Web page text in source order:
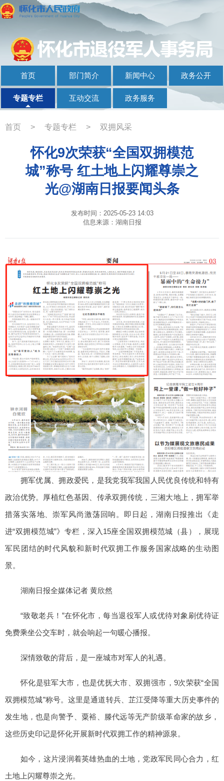
首页 部门简介 新闻中心 政务公开
专题专栏 互动交流 政务服务
首页 > 专题专栏 > 双拥风采
怀化9次荣获“全国双拥模范
城”称号 红土地上闪耀尊崇之
光@湖南日报要闻头条
发布时间：2025-05-23 14:03
信息来源：湖南日报
拥军优属、拥政爱民，是我党我军我国人民优良传统和特有
政治优势。厚植红色基因、传承双拥传统，三湘大地上，拥军举
措落实落地、崇军风尚激荡回响。即日起，湖南日报推出《走
进“双拥模范城”》专栏，深入15座全国双拥模范城（县），展现
军民团结的时代风貌和新时代双拥工作服务国家战略的生动图
景。
湖南日报全媒体记者 黄欣然
“致敬老兵！”在怀化市，每当退役军人或优待对象刷优待证
免费乘坐公交车时，就会响起一句暖心播报。
深情致敬的背后，是一座城市对军人的礼遇。
怀化是驻军大市，也是优抚大市、双拥强市，9次荣获“全国
双拥模范城”称号。这里是通道转兵、芷江受降等重大历史事件的
发生地，也是向警予、粟裕、滕代远等无产阶级革命家的故乡，
这些历史印记是怀化开展新时代双拥工作的精神源泉。
如今，这片浸润着英雄热血的土地，党政军民同心合力，红
土地上闪耀尊崇之光。